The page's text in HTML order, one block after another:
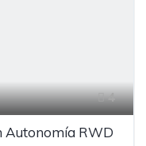
4
Autonomía RWD